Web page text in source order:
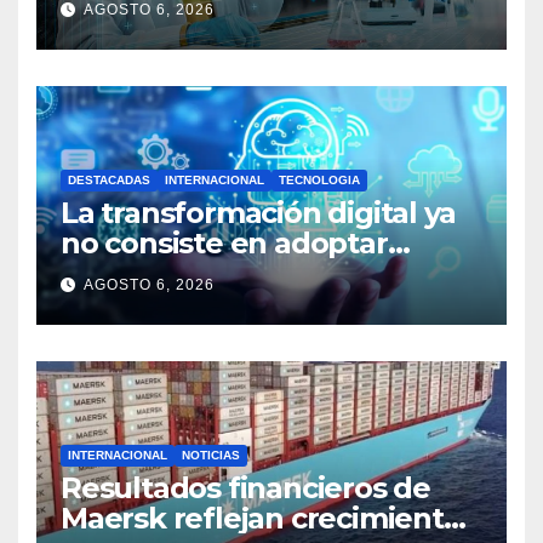
AGOSTO 6, 2026
DESTACADAS INTERNACIONAL TECNOLOGIA
La transformación digital ya
no consiste en adoptar
tecnología, sino en generar
valor
AGOSTO 6, 2026
INTERNACIONAL NOTICIAS
Resultados financieros de
Maersk reflejan crecimiento